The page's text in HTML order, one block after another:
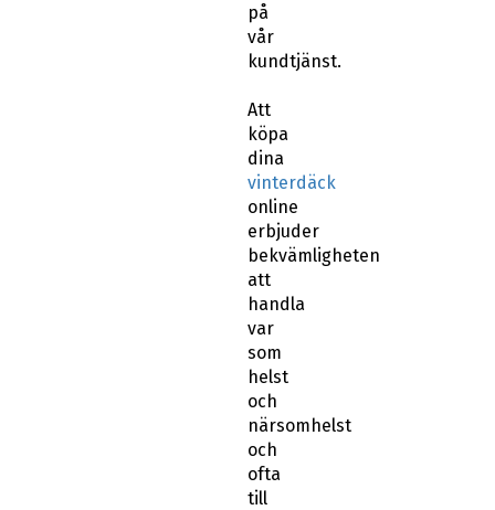
på
vår
kundtjänst.
Att
köpa
dina
vinterdäck
online
erbjuder
bekvämligheten
att
handla
var
som
helst
och
närsomhelst
och
ofta
till